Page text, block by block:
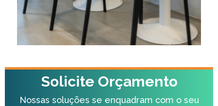
Solicite Orçamento
Nossas soluções se enquadram com o seu